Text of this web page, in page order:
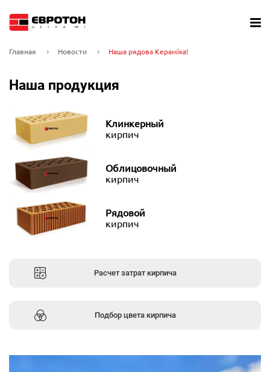
Главная Новости Наша рядова Кераміка!
Наша продукция
Клинкерный
кирпич
Облицовочный
кирпич
Рядовой
кирпич
Расчет затрат кирпича
Подбор цвета кирпича